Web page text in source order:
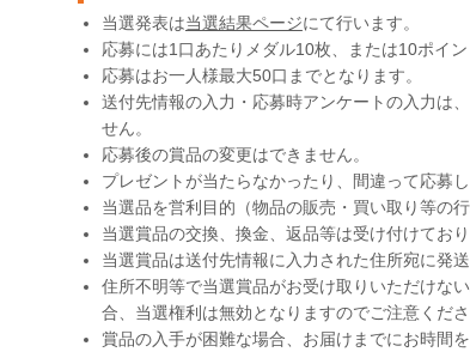
当選発表は当選結果ページにて行います。
応募には1口あたりメダル10枚、または10ポイン
応募はお一人様最大50口までとなります。
送付先情報の入力・応募時アンケートの入力は
せん。
応募後の賞品の変更はできません。
プレゼントが当たらなかったり、間違って応募
当選品を営利目的（物品の販売・買い取り等の
当選賞品の交換、換金、返品等は受け付けており
当選賞品は送付先情報に入力された住所宛に発
住所不明等で当選賞品がお受け取りいただけな
合、当選権利は無効となりますのでご注意くださ
賞品の入手が困難な場合、お届けまでにお時間